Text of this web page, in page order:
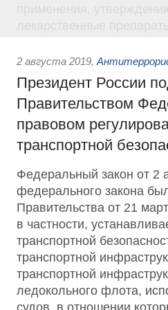
2 августа 2019,
Президент России
Правительством
правовом
транспортной
Федеральный закон от 2
федерального закона
Правительства от 21
в частности,
транспортной
транспортной
транспортной
ледокольного флота,
судов, в отношении